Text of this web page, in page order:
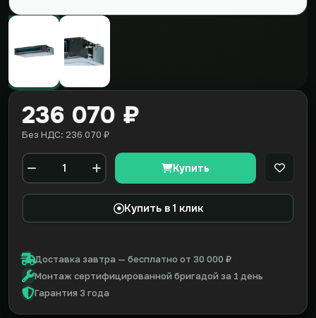
236 070 ₽
Без НДС: 236 070 ₽
Количество
Купить В
Купить в 1 клик
Доставка завтра — бесплатно от 30 000 ₽
Монтаж сертифицированной бригадой за 1 день
Гарантия 3 года